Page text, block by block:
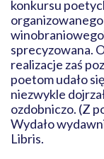
konkursu
sprecyzowana.
realizacje zaś
poetom udało
niezwykle
ozdobniczo. (Z
Wydało
Libris.